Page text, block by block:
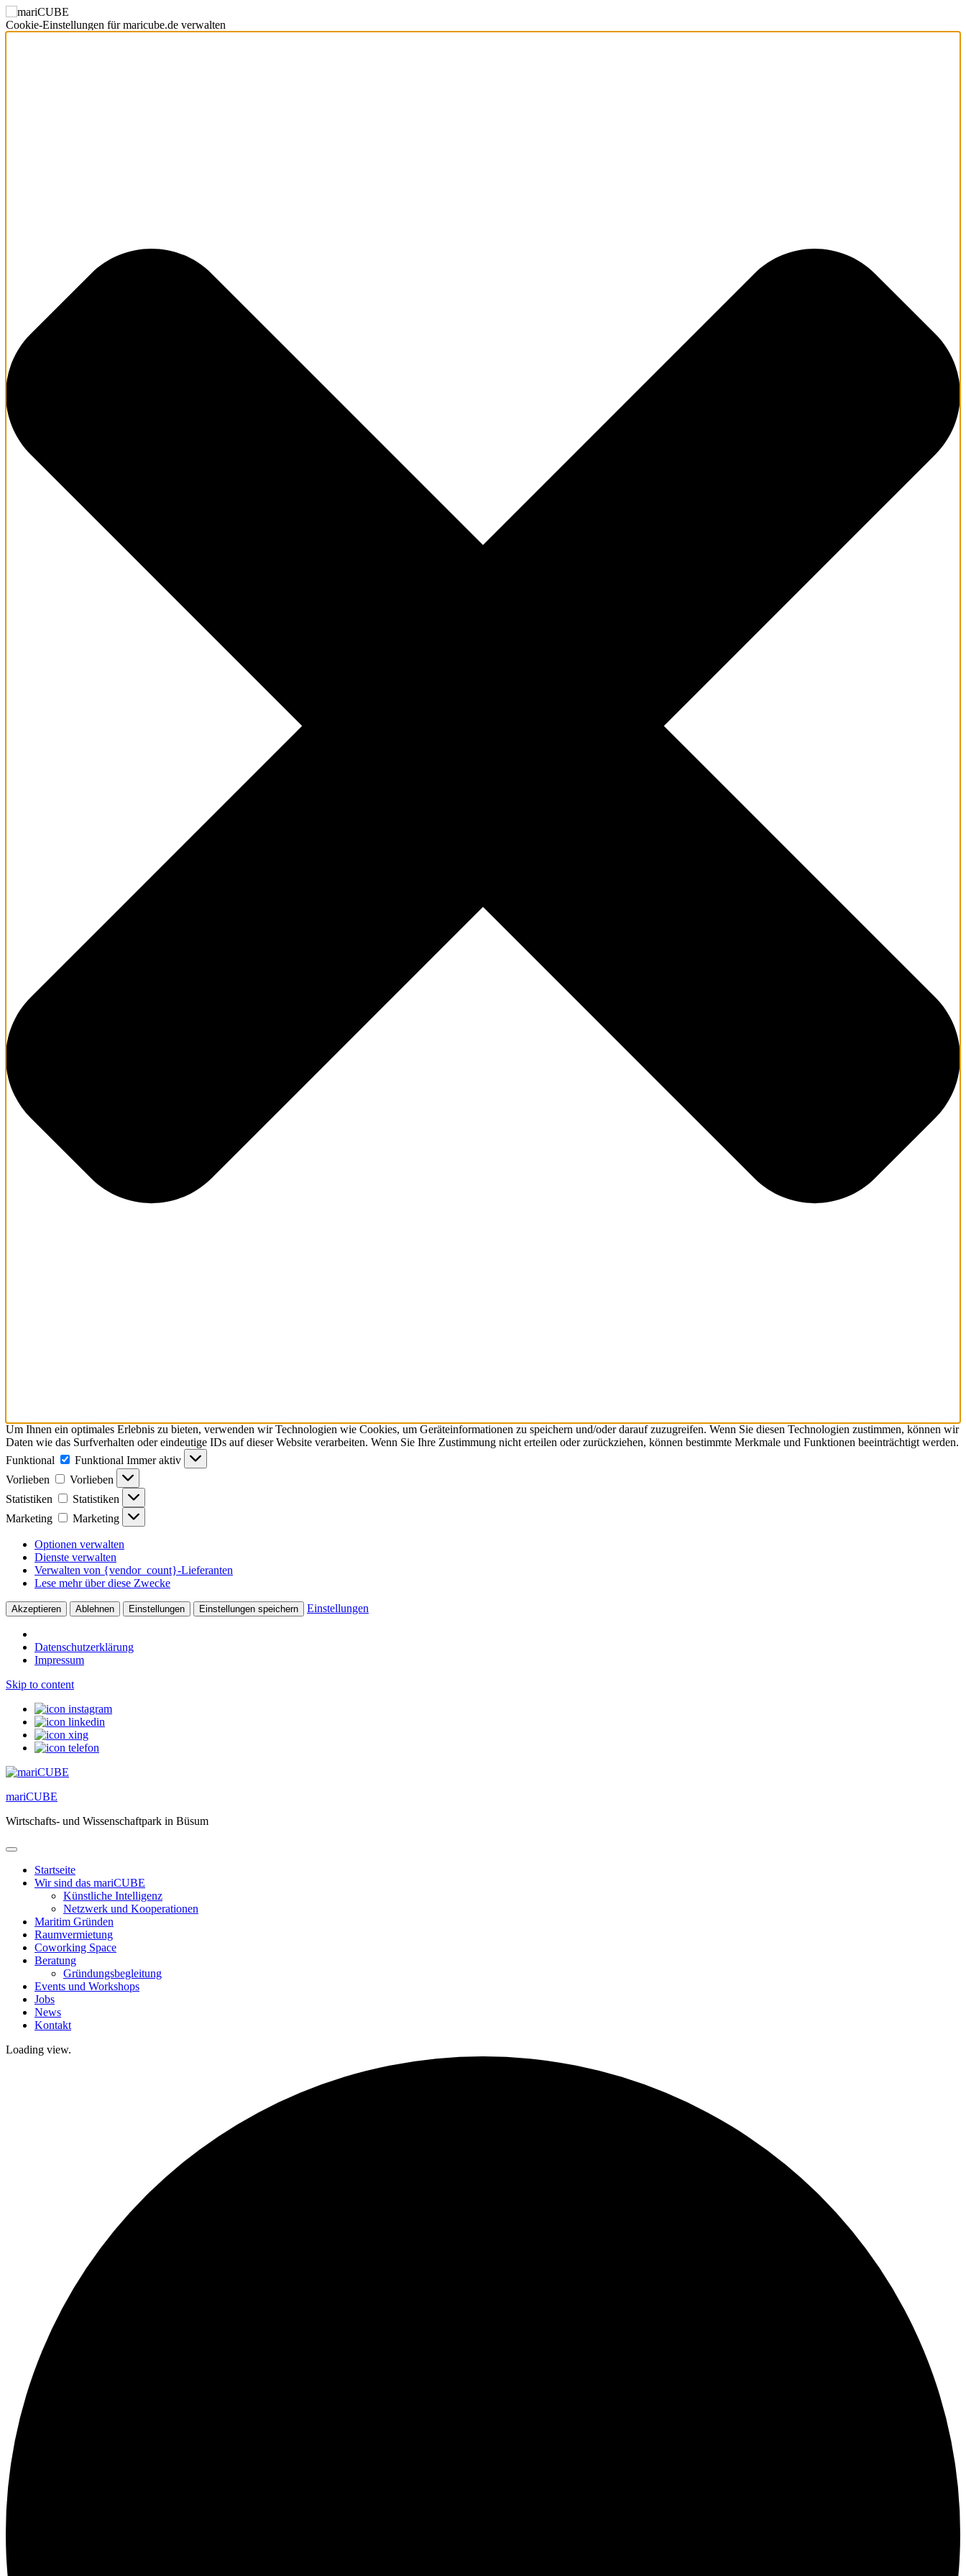
Cookie-Einstellungen für maricube.de verwalten
Um Ihnen ein optimales Erlebnis zu bieten, verwenden wir Technologien wie Cookies, um Geräteinformationen zu speichern und/oder darauf zuzugreifen. Wenn Sie diesen Technologien zustimmen, können wir
Daten wie das Surfverhalten oder eindeutige IDs auf dieser Website verarbeiten. Wenn Sie Ihre Zustimmung nicht erteilen oder zurückziehen, können bestimmte Merkmale und Funktionen beeinträchtigt werden.
Funktional
Funktional Immer aktiv
Vorlieben
Vorlieben
Statistiken
Statistiken
Marketing
Marketing
Optionen verwalten
Dienste verwalten
Verwalten von {vendor_count}-Lieferanten
Lese mehr über diese Zwecke
Akzeptieren Ablehnen Einstellungen Einstellungen speichern Einstellungen
Datenschutzerklärung
Impressum
Skip to content
mariCUBE
Wirtschafts- und Wissenschaftpark in Büsum
Startseite
Wir sind das mariCUBE
Künstliche Intelligenz
Netzwerk und Kooperationen
Maritim Gründen
Raumvermietung
Coworking Space
Beratung
Gründungsbegleitung
Events und Workshops
Jobs
News
Kontakt
Loading view.